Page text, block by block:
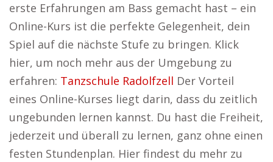
erste Erfahrungen am Bass gemacht hast – ein
Online-Kurs ist die perfekte Gelegenheit, dein
Spiel auf die nächste Stufe zu bringen. Klick
hier, um noch mehr aus der Umgebung zu
erfahren: Tanzschule Radolfzell Der Vorteil
eines Online-Kurses liegt darin, dass du zeitlich
ungebunden lernen kannst. Du hast die Freiheit,
jederzeit und überall zu lernen, ganz ohne einen
festen Stundenplan. Hier findest du mehr zu